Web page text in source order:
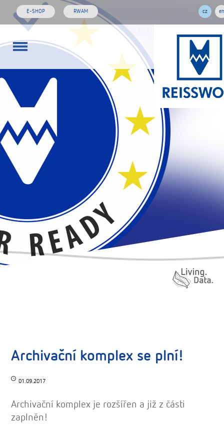
E-SHOP RWAM cz en
Archivační komplex se plní!
01.09.2017
Archivační komplex je rozšířen a již z části
zaplněn!